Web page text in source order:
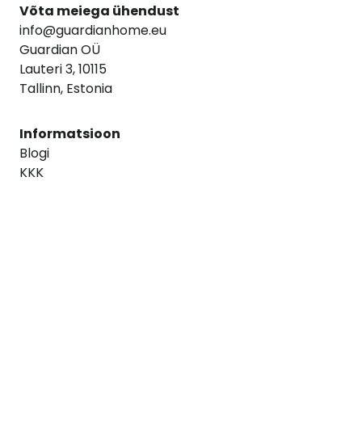
Võta meiega ühendust
info@guardianhome.eu
Guardian OÜ
Lauteri 3, 10115
Tallinn, Estonia
Informatsioon
Blogi
KKK